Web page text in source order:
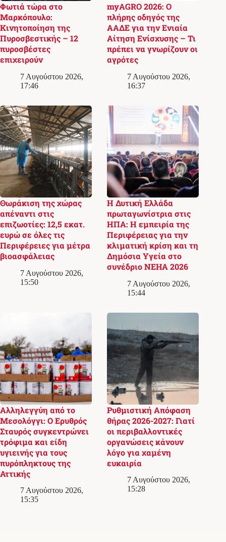
Φωτιά τώρα στο
Μαρκόπουλο:
Κινητοποίηση της
Πυροσβεστικής – 12
πυροσβέστες
επιχειρούν
7 Αυγούστου 2026,
17:46
myAGRO 2026: Ο
πλήρης οδηγός της
ΑΑΔΕ για την Ενιαία
Αίτηση Ενίσχυσης – Τι
πρέπει να γνωρίζουν οι
αγρότες
7 Αυγούστου 2026,
16:37
Θωράκιση της χώρας
απέναντι στις
επιζωοτίες: 12,5 εκατ.
ευρώ σε όλες τις
Περιφέρειες για μέτρα
βιοασφάλειας
7 Αυγούστου 2026,
15:50
Η Δυτική Ελλάδα
πρωταγωνίστρια στις
ΗΠΑ: Η εμπειρία της
Περιφέρειας για την
κλιματική κρίση και τη
Δημόσια Υγεία στο
συνέδριο NEHA 2026
7 Αυγούστου 2026,
15:44
Αλληλεγγύη από το
Μεσολόγγι: Ο Ερυθρός
Σταυρός συγκεντρώνει
τρόφιμα και είδη
υγιεινής για τους
πυρόπληκτους της
Αττικής
7 Αυγούστου 2026,
15:35
Ρυθμιστική Απόφαση
θήρας 2026-2027: Γιατί
οι περιβαλλοντικές
οργανώσεις κάνουν
λόγο για χαμένη
ευκαιρία
7 Αυγούστου 2026,
15:28